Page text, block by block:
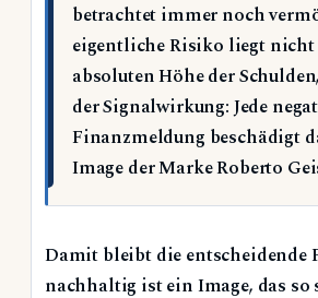
betrachtet immer noch
eigentliche Risiko liegt
absoluten Höhe der
der Signalwirkung: Jede
Finanzmeldung beschädigt
Image der Marke Roberto
Damit bleibt die entscheidende
nachhaltig ist ein Image, das so